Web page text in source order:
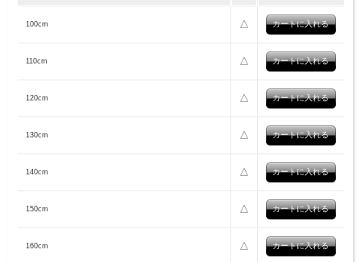
100cm △
110cm △
120cm △
130cm △
140cm △
150cm △
160cm △